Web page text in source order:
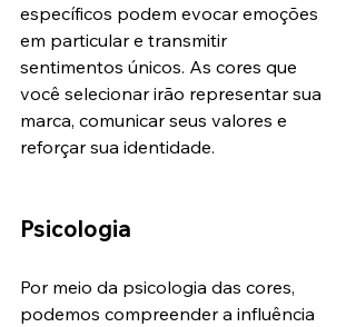
específicos podem evocar emoções
em particular e transmitir
sentimentos únicos. As cores que
você selecionar irão representar sua
marca, comunicar seus valores e
reforçar sua identidade.
Psicologia
Por meio da psicologia das cores,
podemos compreender a influência